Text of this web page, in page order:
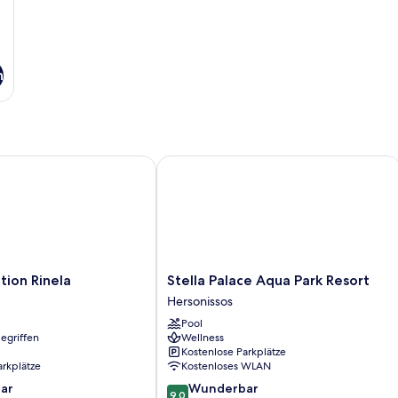
Rinela
Rinela
Stella
Palace
Aqua
Park
Resort
Hersonissos
Stella Palace Aqua Park Resort
Hersonissos
Pool
Wellness
Kostenlose Parkplätze
Kostenloses WLAN
9.0
9,0 Wunderbar
Stella Palace Aqua Park Resort